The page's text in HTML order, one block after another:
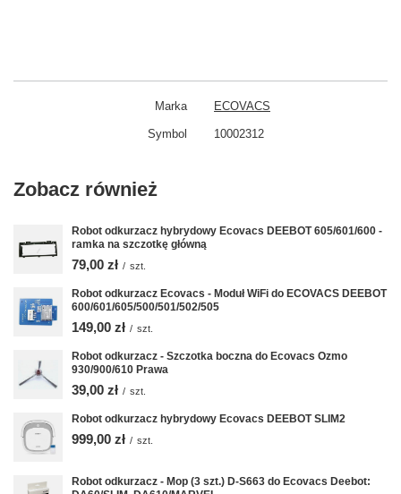
Marka ECOVACS
Symbol 10002312
Zobacz również
Robot odkurzacz hybrydowy Ecovacs DEEBOT 605/601/600 -
ramka na szczotkę główną
79,00 zł / szt.
Robot odkurzacz Ecovacs - Moduł WiFi do ECOVACS DEEBOT
600/601/605/500/501/502/505
149,00 zł / szt.
Robot odkurzacz - Szczotka boczna do Ecovacs Ozmo
930/900/610 Prawa
39,00 zł / szt.
Robot odkurzacz hybrydowy Ecovacs DEEBOT SLIM2
999,00 zł / szt.
Robot odkurzacz - Mop (3 szt.) D-S663 do Ecovacs Deebot: